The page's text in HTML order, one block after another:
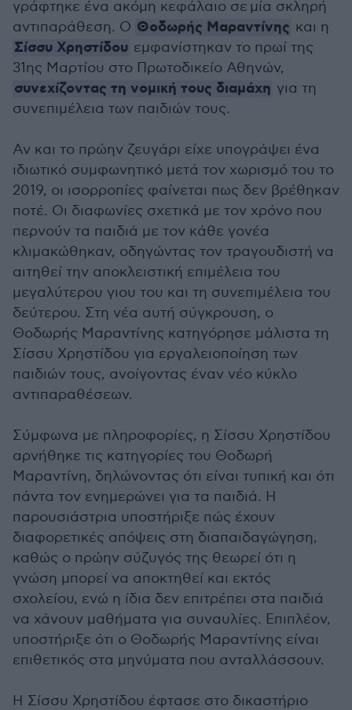
γράφτηκε ένα ακόμη κεφάλαιο σε μία σκληρή
αντιπαράθεση. Ο Θοδωρής Μαραντίνης και η
Σίσσυ Χρηστίδου εμφανίστηκαν το πρωί της
31ης Μαρτίου στο Πρωτοδικείο Αθηνών,
συνεχίζοντας τη νομική τους διαμάχη για τη
συνεπιμέλεια των παιδιών τους.
Αν και το πρώην ζευγάρι είχε υπογράψει ένα
ιδιωτικό συμφωνητικό μετά τον χωρισμό του το
2019, οι ισορροπίες φαίνεται πως δεν βρέθηκαν
ποτέ. Οι διαφωνίες σχετικά με τον χρόνο που
περνούν τα παιδιά με τον κάθε γονέα
κλιμακώθηκαν, οδηγώντας τον τραγουδιστή να
αιτηθεί την αποκλειστική επιμέλεια του
μεγαλύτερου γιου του και τη συνεπιμέλεια του
δεύτερου. Στη νέα αυτή σύγκρουση, ο
Θοδωρής Μαραντίνης κατηγόρησε μάλιστα τη
Σίσσυ Χρηστίδου για εργαλειοποίηση των
παιδιών τους, ανοίγοντας έναν νέο κύκλο
αντιπαραθέσεων.
Σύμφωνα με πληροφορίες, η Σίσσυ Χρηστίδου
αρνήθηκε τις κατηγορίες του Θοδωρή
Μαραντίνη, δηλώνοντας ότι είναι τυπική και ότι
πάντα τον ενημερώνει για τα παιδιά. Η
παρουσιάστρια υποστήριξε πώς έχουν
διαφορετικές απόψεις στη διαπαιδαγώγηση,
καθώς ο πρώην σύζυγός της θεωρεί ότι η
γνώση μπορεί να αποκτηθεί και εκτός
σχολείου, ενώ η ίδια δεν επιτρέπει στα παιδιά
να χάνουν μαθήματα για συναυλίες. Επιπλέον,
υποστήριξε ότι ο Θοδωρής Μαραντίνης είναι
επιθετικός στα μηνύματα που ανταλλάσσουν.
Η Σίσσυ Χρηστίδου έφτασε στο δικαστήριο